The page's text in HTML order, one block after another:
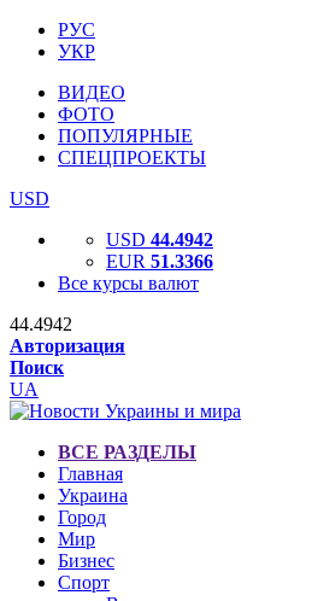
РУС
УКР
ВИДЕО
ФОТО
ПОПУЛЯРНЫЕ
СПЕЦПРОЕКТЫ
USD
USD 44.4942
EUR 51.3366
Все курсы валют
44.4942
Авторизация
Поиск
UA
ВСЕ РАЗДЕЛЫ
Главная
Украина
Город
Мир
Бизнес
Спорт